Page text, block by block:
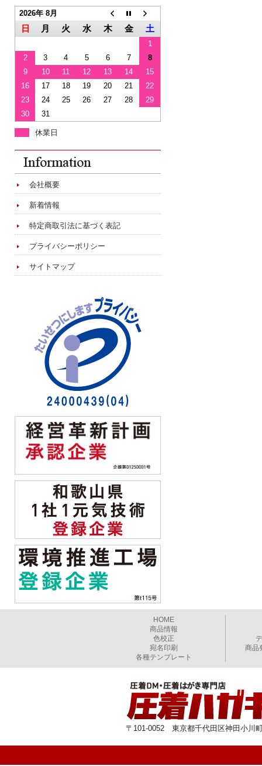
2026年 8月
日 月 火 水 木 金 土
1
2
3 4 5 6 7
8
9
10 11 12 13 14
15
16
17 18 19 20 21
22
23
24 25 26 27 28
29
30
31
休業日
会社概要
新着情報
特定商取引法に基づく表記
プライバシーポリシー
サイトマップ
HOME
商品情報
色校正
宛名印刷
各種テンプレート
商品
〒101-0052 東京都千代田区神田小川